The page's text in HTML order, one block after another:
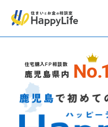
住宅購入FP相談数
鹿児島県内 No.1
鹿児島で初めての家